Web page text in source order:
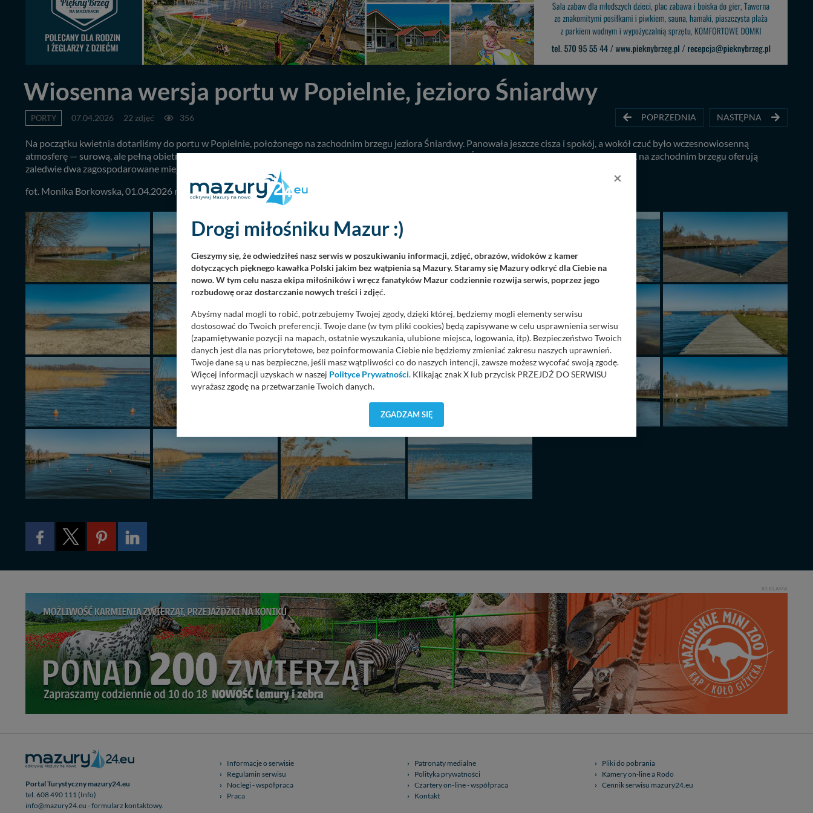
Wiosenna wersja portu w Popielnie, jezioro Śniardwy
PORTY 07.04.2026 22 zdjęć 356 POPRZEDNIA NASTĘPNA
Na początku kwietnia dotarliśmy do portu w Popielnie, położonego na zachodnim brzegu jeziora Śniardwy. Panowała jeszcze cisza i spokój, a wokół czuć było wczesnowiosenną
atmosferę — surową, ale pełną obietnicy nadchodzącego sezonu. Za kilka tygodni wszystko się zmieni. Choć Śniardwy zachwycają swoją rozległością, na zachodnim brzegu oferują
zaledwie dwa zagospodarowane miejsca do cumowania — jednym z nich jest właśnie port w Popielnie. Do zobaczenia w sezonie 2026!
fot. Monika Borkowska, 01.04.2026 r.
REKLAMA
Portal Turystyczny mazury24.eu
tel. 608 490 111 (Info)
info@mazury24.eu - formularz kontaktowy.
Informacje o serwisie Patronaty medialne
Pliki do pobrania
Regulamin serwisu
Polityka prywatności
Kamery on-line a Rodo
Noclegi - współpraca
Czartery on-line - współpraca
Cennik serwisu mazury24.eu
Praca
Kontakt
×
Drogi miłośniku Mazur :)
Cieszymy się, że odwiedziłeś nasz serwis w poszukiwaniu informacji, zdjęć, obrazów, widoków z kamer
dotyczących pięknego kawałka Polski jakim bez wątpienia są Mazury. Staramy się Mazury odkryć dla Ciebie na
nowo. W tym celu nasza ekipa miłośników i wręcz fanatyków Mazur codziennie rozwija serwis, poprzez jego
rozbudowę oraz dostarczanie nowych treści i zdjęć.
Abyśmy nadal mogli to robić, potrzebujemy Twojej zgody, dzięki której, będziemy mogli elementy serwisu
dostosować do Twoich preferencji. Twoje dane (w tym pliki cookies) będą zapisywane w celu usprawnienia serwisu
(zapamiętywanie pozycji na mapach, ostatnie wyszukania, ulubione miejsca, logowania, itp). Bezpieczeństwo Twoich
danych jest dla nas priorytetowe, bez poinformowania Ciebie nie będziemy zmieniać zakresu naszych uprawnień.
Twoje dane są u nas bezpieczne, jeśli masz wątpliwości co do naszych intencji, zawsze możesz wycofać swoją zgodę.
Więcej informacji uzyskach w naszej Polityce Prywatności. Klikając znak X lub przycisk PRZEJDŹ DO SERWISU
wyrażasz zgodę na przetwarzanie Twoich danych.
Wyjątkiem jest sytuacja, gdy przekazanie Twoich danych jest elementem usługi (przekazanie danych z formularza
zasadach i funkcjonalności serwisu w Regulaminie Serwisu.
Administratorem Twoich danych jest: Agencja Reklamowa Kreacja Monika Borkowska, z siedzibą ul. Wiejska 17,
11-500 Giżycko. Możesz z nami skontaktować się za pośrednictwem tejstrony.
W każdej chwili możesz: zażądać dostępu do swoich danych, zażądać ich poprawienia lub usunięcia, zabronić ich
ZGADZAM SIĘ